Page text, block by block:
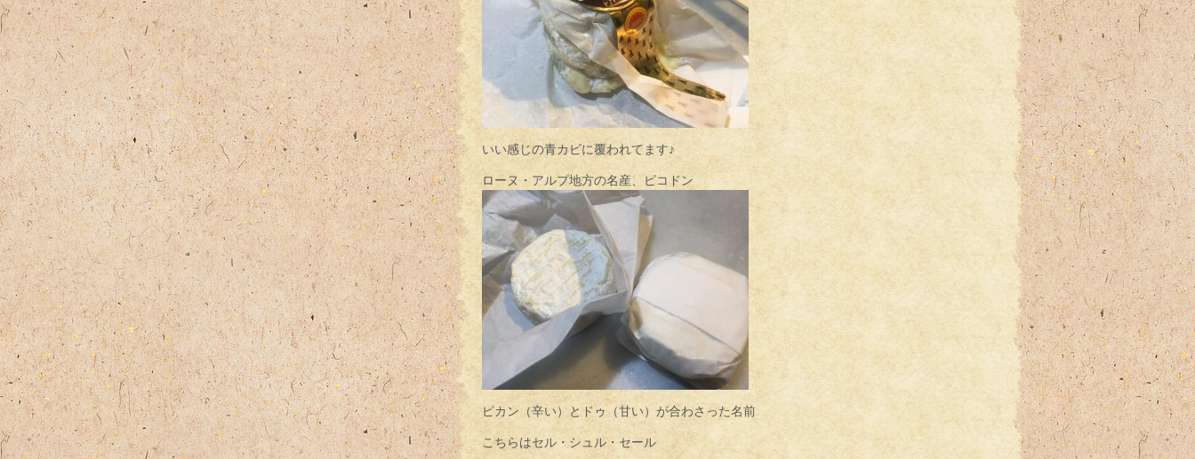
いい感じの青カビに覆われてます♪
ローヌ・アルプ地方の名産、ピコドン
ピカン（辛い）とドゥ（甘い）が合わさった名前
こちらはセル・シュル・セール